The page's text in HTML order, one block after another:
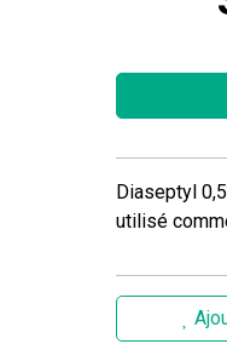
Diaseptyl
utilisé